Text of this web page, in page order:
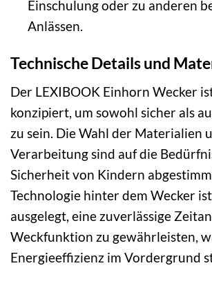
Einschulung oder zu anderen
Anlässen.
Technische Details und
Der LEXIBOOK Einhorn Wecker
konzipiert, um sowohl sicher als
zu sein. Die Wahl der Materialien
Verarbeitung sind auf die
Sicherheit von Kindern
Technologie hinter dem Wecker
ausgelegt, eine zuverlässige
Weckfunktion zu gewährleisten,
Energieeffizienz im Vordergrund